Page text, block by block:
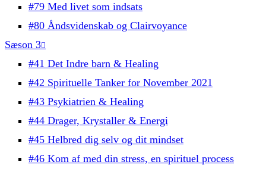
#79 Med livet som indsats
#80 Åndsvidenskab og Clairvoyance
Sæson 3
#41 Det Indre barn & Healing
#42 Spirituelle Tanker for November 2021
#43 Psykiatrien & Healing
#44 Drager, Krystaller & Energi
#45 Helbred dig selv og dit mindset
#46 Kom af med din stress, en spirituel process